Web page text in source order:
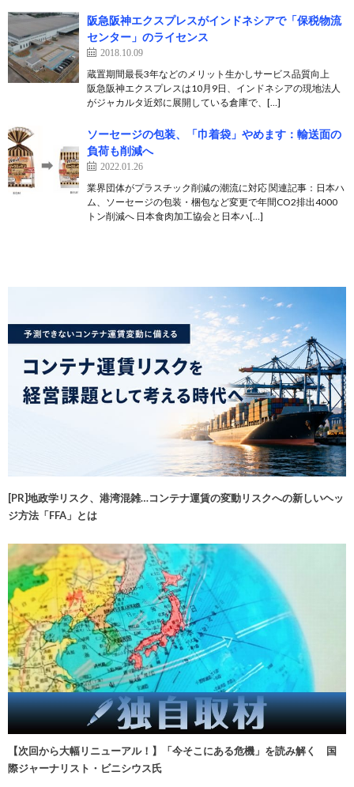
阪急阪神エクスプレスがインドネシアで「保税物流
センター」のライセンス
2018.10.09
蔵置期間最長3年などのメリット生かしサービス品質向上
阪急阪神エクスプレスは10月9日、インドネシアの現地法人
がジャカルタ近郊に展開している倉庫で、[…]
ソーセージの包装、「巾着袋」やめます：輸送面の
負荷も削減へ
2022.01.26
業界団体がプラスチック削減の潮流に対応 関連記事：日本ハ
ム、ソーセージの包装・梱包など変更で年間CO2排出4000
トン削減へ 日本食肉加工協会と日本ハ[…]
[PR]地政学リスク、港湾混雑…コンテナ運賃の変動リスクへの新しいヘッ
ジ方法「FFA」とは
【次回から大幅リニューアル！】「今そこにある危機」を読み解く 国
際ジャーナリスト・ビニシウス氏